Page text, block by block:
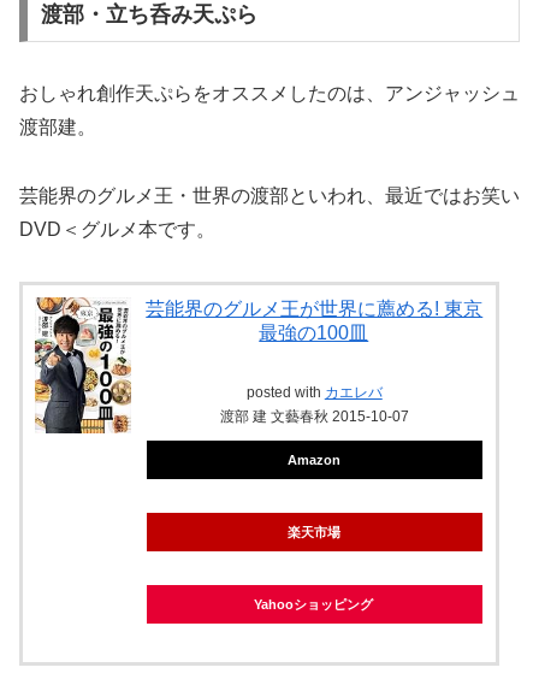
渡部・立ち呑み天ぷら
おしゃれ創作天ぷらをオススメしたのは、アンジャッシュ
渡部建。
芸能界のグルメ王・世界の渡部といわれ、最近ではお笑い
DVD＜グルメ本です。
芸能界のグルメ王が世界に薦める! 東京
最強の100皿
posted with カエレバ
渡部 建 文藝春秋 2015-10-07
Amazon
楽天市場
Yahooショッピング